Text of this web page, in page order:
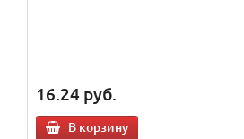
16.24 руб.
В корзину